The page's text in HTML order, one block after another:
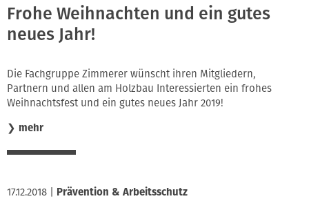
Frohe Weihnachten und ein gutes
neues Jahr!
Die Fachgruppe Zimmerer wünscht ihren Mitgliedern,
Partnern und allen am Holzbau Interessierten ein frohes
Weihnachtsfest und ein gutes neues Jahr 2019!
❯ mehr
17.12.2018 Prävention & Arbeitsschutz